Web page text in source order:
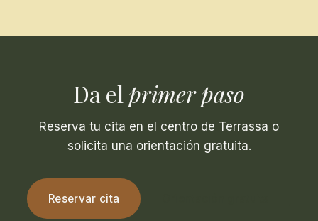
Da el primer paso
Reserva tu cita en el centro de Terrassa o
solicita una orientación gratuita.
Reservar cita